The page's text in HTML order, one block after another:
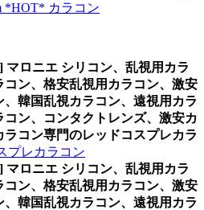
*HOT* カラコン
マロニエ シリコン、乱視用カラ
コン、格安乱視用カラコン、激安
、韓国乱視カラコン、遠視用カラ
コン、コンタクトレンズ、激安カ
ラコン専門のレッドコスプレカラ
プレカラコン
マロニエ シリコン、乱視用カラ
コン、格安乱視用カラコン、激安
、韓国乱視カラコン、遠視用カラ